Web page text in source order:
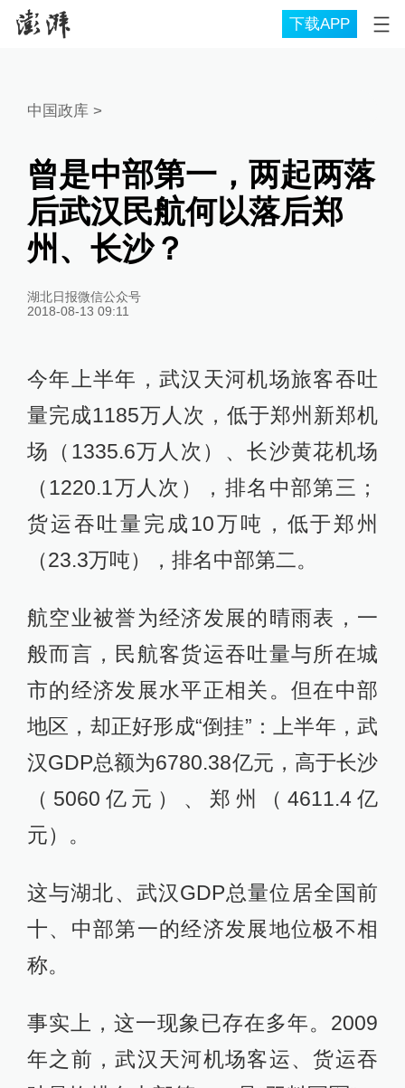
下载APP
中国政库 >
曾是中部第一，两起两落
后武汉民航何以落后郑
州、长沙？
湖北日报微信公众号
2018-08-13 09:11
今年上半年，武汉天河机场旅客吞吐
量完成1185万人次，低于郑州新郑机
场（1335.6万人次）、长沙黄花机场
（1220.1万人次），排名中部第三；
货运吞吐量完成10万吨，低于郑州
（23.3万吨），排名中部第二。
航空业被誉为经济发展的晴雨表，一
般而言，民航客货运吞吐量与所在城
市的经济发展水平正相关。但在中部
地区，却正好形成“倒挂”：上半年，武
汉GDP总额为6780.38亿元，高于长沙
（5060亿元）、郑州（4611.4亿
元）。
这与湖北、武汉GDP总量位居全国前
十、中部第一的经济发展地位极不相
称。
事实上，这一现象已存在多年。2009
年之前，武汉天河机场客运、货运吞